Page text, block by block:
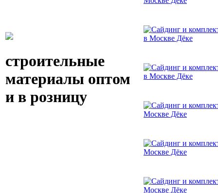
строительные
материалы оптом
и в розницу